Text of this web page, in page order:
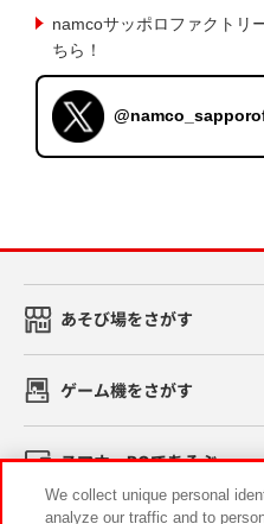
namcoサッポロファクトリ
ちら！
あそび場をさがす
ゲーム機をさがす
スマホ・PCであそぶ
We collect unique personal
analyze our traffic and to